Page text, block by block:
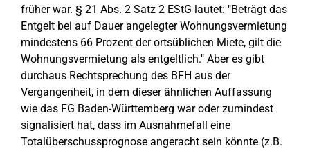
früher war. § 21 Abs. 2 Satz 2 EStG lautet: "Beträgt das
Entgelt bei auf Dauer angelegter Wohnungsvermietung
mindestens 66 Prozent der ortsüblichen Miete, gilt die
Wohnungsvermietung als entgeltlich." Aber es gibt
durchaus Rechtsprechung des BFH aus der
Vergangenheit, in dem dieser ähnlichen Auffassung
wie das FG Baden-Württemberg war oder zumindest
signalisiert hat, dass im Ausnahmefall eine
Totalüberschussprognose angeracht sein könnte (z.B.